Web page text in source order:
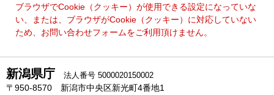
ブラウザでCookie（クッキー）が使用できる設定になっていな
い、または、ブラウザがCookie（クッキー）に対応していない
ため、お問い合わせフォームをご利用頂けません。
新潟県庁 法人番号 5000020150002
〒950-8570 新潟市中央区新光町4番地1